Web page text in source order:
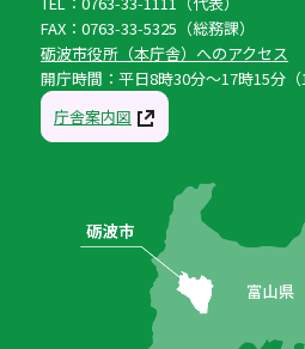
FAX：0763-33-5325（総務課）
砺波市役所（本庁舎）へのアクセス
開庁時間：平日8時30分〜17時15分（
庁舎案内図